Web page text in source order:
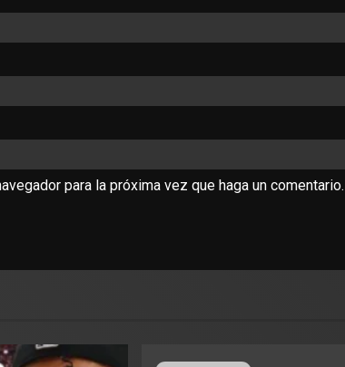
para la próxima vez que haga un comentario.